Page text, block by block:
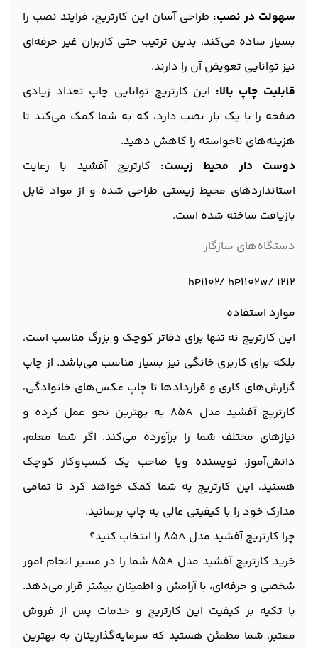
سهولت در نصب: طراحی آسان این کارتریج، فرایند نصب را
بسیار ساده می‌کند، بدین ترتیب حتی کاربران غیر حرفه‌ای
نیز توانایی تعویض آن را دارند.
قابلیت چاپ بالا: این کارتریج توانایی چاپ تعداد زیادی
صفحه را با یک بار نصب دارد، که به شما کمک می‌کند تا
هزینه‌های ناخواسته را کاهش دهید.
دوست دار محیط زیست: کارتریج آفشید با رعایت
استانداردهای محیط زیستی طراحی شده و از مواد قابل
بازیافت ساخته شده است.
دستگاه‌های سازگار
hP1102/ hP1102w/ 1212
موارد استفاده
این کارتریج نه‌ تنها برای دفاتر کوچک و بزرگ مناسب است،
بلکه برای کاربری خانگی نیز بسیار مناسب می‌باشد. از چاپ
گزارش‌های کاری و قراردادها تا چاپ عکس‌های خانوادگی،
کارتریج آفشید مدل 85A به بهترین نحو عمل کرده و
نیازهای مختلف شما را برآورده می‌کند. اگر شما معلم،
دانش‌آموز، نویسنده ویا صاحب یک کسب‌وکار کوچک
هستید، این کارتریج به شما کمک خواهد کرد تا تمامی
مدارک خود را با کیفیتی عالی به چاپ برسانید.
چرا کارتریج آفشید مدل 85A را انتخاب کنید؟
خرید کارتریج آفشید مدل 85A شما را در مسیر انجام امور
شخصی و حرفه‌ای، با آرامش و اطمینان بیشتر قرار می‌دهد.
با تکیه بر کیفیت این کارتریج و خدمات پس از فروش
معتبر، شما مطمئن هستید که سرمایه‌گذاریتان به بهترین